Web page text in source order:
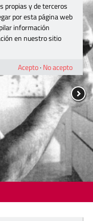
propias y de terceros
por esta página web
información
en nuestro sitio
Acepto· No acepto